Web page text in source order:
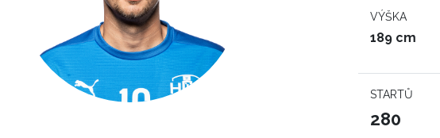
VÝŠKA
189 cm
STARTŮ
280